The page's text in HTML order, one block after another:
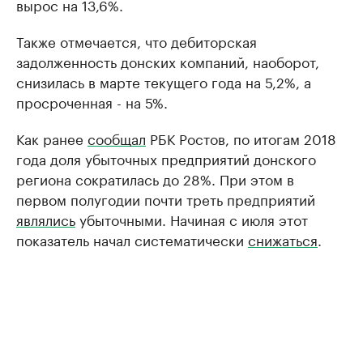
Также отмечается, что дебиторская
задолженность донских компаний, наоборот,
снизилась в марте текущего года на 5,2%, а
просроченная - на 5%.
Как ранее сообщал РБК Ростов, по итогам 2018
года доля убыточных предприятий донского
региона сократилась до 28%. При этом в
первом полугодии почти треть предприятий
являлисьубыточными. Начиная с июля этот
показатель начал систематически снижаться